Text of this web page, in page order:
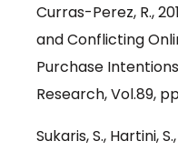
Curras-Perez, R.,
and Conflicting
Purchase
Research, Vol.89,
Sukaris, S., Hartini,